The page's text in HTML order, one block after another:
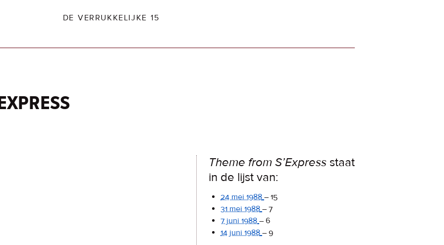
DE VERRUKKELIJKE 15
Theme from S’Express staat
in de lijst van:
24 mei 1988 – 15
31 mei 1988 – 7
7 juni 1988 – 6
14 juni 1988 – 9